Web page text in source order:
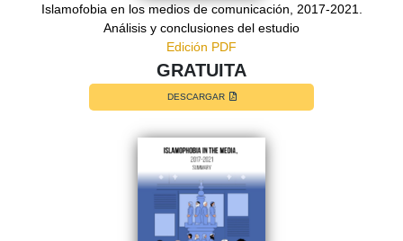
Islamofobia en los medios de comunicación, 2017-2021.
Análisis y conclusiones del estudio
Edición PDF
GRATUITA
DESCARGAR